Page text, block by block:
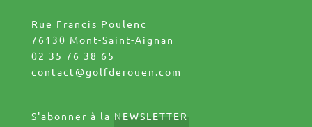
Rue Francis Poulenc
76130 Mont-Saint-Aignan
02 35 76 38 65
contact@golfderouen.com
S'abonner à la NEWSLETTER